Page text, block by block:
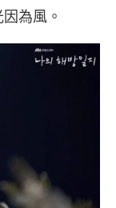
為風。